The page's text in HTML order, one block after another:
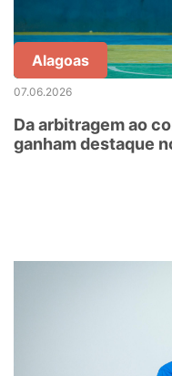
Alagoas
07.06.2026
Da arbitragem ao
ganham destaque